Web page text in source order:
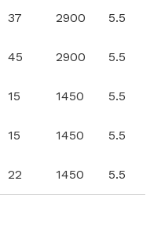
37 2900
5.5
45 2900
5.5
15 1450
5.5
15 1450
5.5
22 1450 5.5